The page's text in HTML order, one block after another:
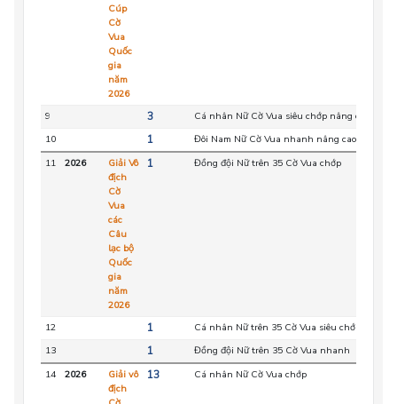
Cúp
Cờ
Vua
Quốc
gia
năm
2026
9 3 Cá nhân Nữ Cờ Vua siêu chớp nâng cao
10
1 Đôi Nam Nữ Cờ Vua nhanh nâng cao
11
2026
Giải Vô
địch
Cờ
Vua
các
Câu
lạc bộ
Quốc
gia
năm
2026
1 Đồng đội Nữ trên 35 Cờ Vua chớp
12 1 Cá nhân Nữ trên 35 Cờ Vua siêu chớp
13
1 Đồng đội Nữ trên 35 Cờ Vua nhanh
14
2026
Giải vô
địch
13 Cá nhân Nữ Cờ Vua chớp